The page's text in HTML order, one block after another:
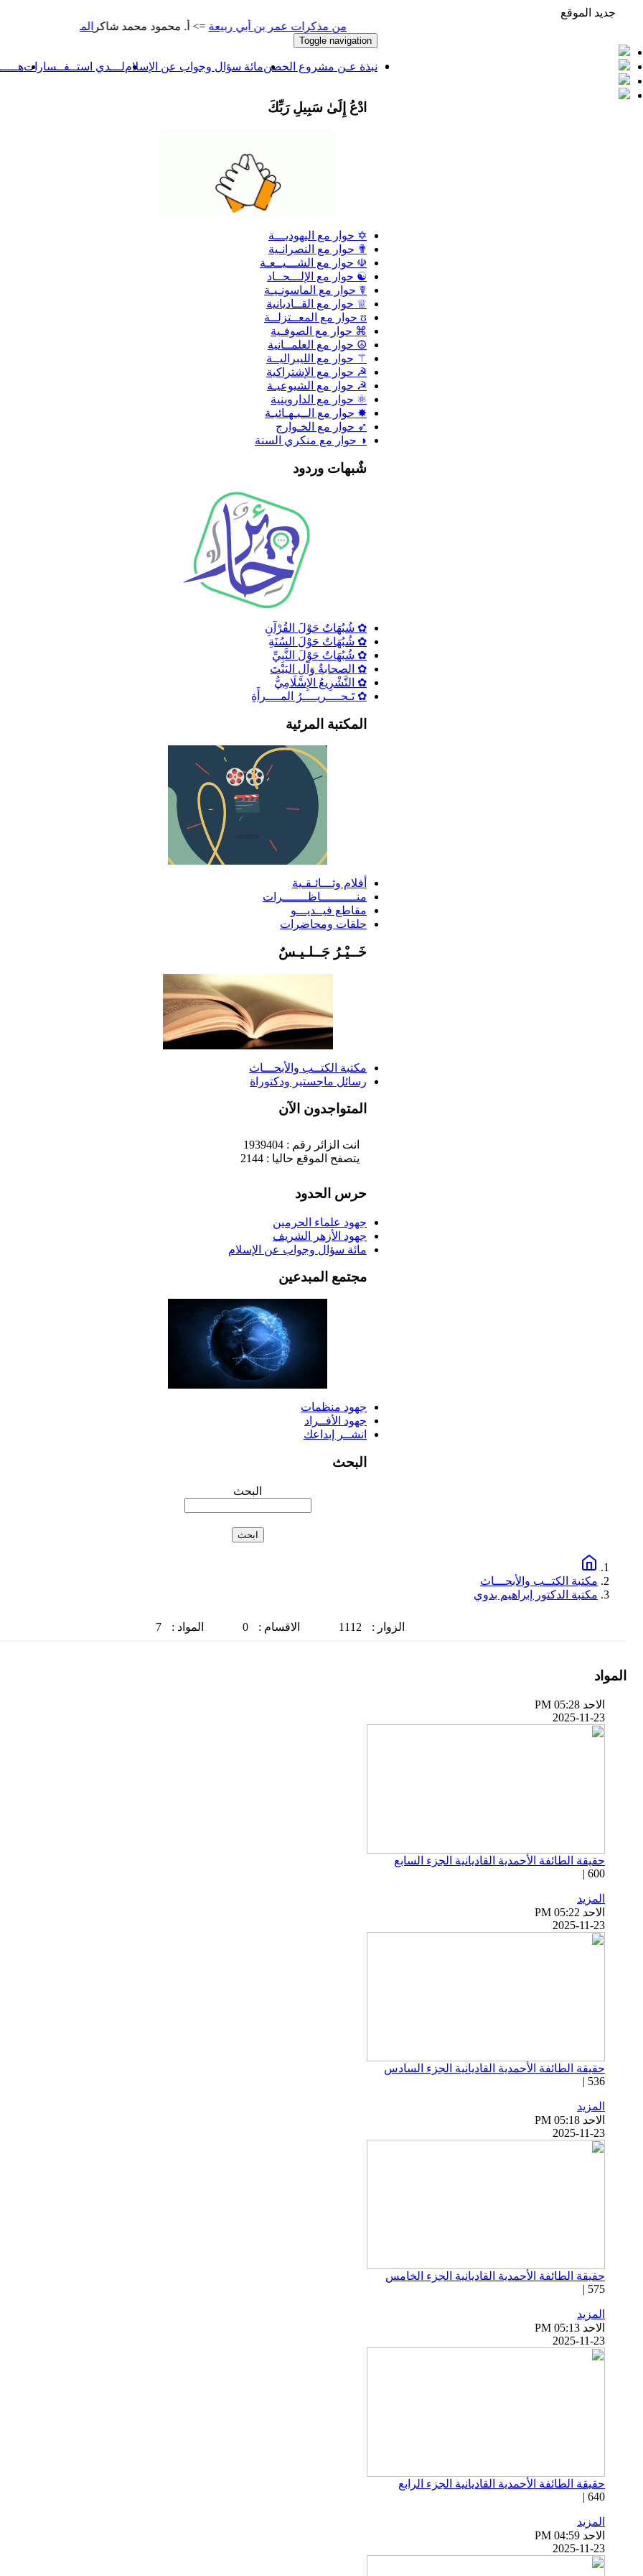
جديد الموقع
المتنبي=> أ. محمود محمد من مذكرات عمر بن أبي ربيعة=> أ. محمود محمد شاكر
Toggle navigation
نبذة عـن مشروع الحصنمائة سؤال وجواب عن الإسلاملـــدي استــفــسارات
ادْعُ إِلَىٰ سَبِيلِ رَبِّكَ
✡ حوار مع اليهوديـــة
✟ حوار مع النصرانـية
☫ حوار مع الشـــيــعـة
☯ حوار مع الإلـــحــاد
☤ حوار مع الماسونـيـة
♕ حوار مع القــاديانية
ʊ حوار مع المعــتزلــة
⌘ حوار مع الصوفـية
☮ حوار مع العلمــانية
⚚ حوار مع الليبراليــة
☭ حوار مع الإشتراكية
☭ حوار مع الشيوعيـة
⚛ حوار مع الداروينية
✸ حوار مع الــبـهـائيـة
➶ حوار مع الخـوارج
◑ حوار مع منكري السنة
شٌبهات وردود
✿ شُبُهَاتٌ حَوْلَ القُرْآنِ
✿ شُبُهَاتٌ حَوْلَ السُنَةِ
✿ شُبُهَاتٌ حَوْلَ النَّبِيِّ
✿ الصحابةُ وَآلِ البَيْتَ
✿ التَّشْرِيعُ الإِسْلَامِيُّ
✿ تَـحــــريــــرُ المــــرأَةِ
المكتبة المرئية
أفلام وثـــائـقـية
منــــــــــاظـــــــرات
مقاطع فيــديـــو
حلقات ومحاضرات
خَــيْـرُ جَــلـيـسٌ
مكتبة الكتــب والأبحـــاث
رسائل ماجستير ودكتوراة
المتواجدون الآن
انت الزائر رقم : 1939404
يتصفح الموقع حاليا : 2144
حرس الحدود
جهود علماء الحرمين
جهود الأزهر الشريف
مائة سؤال وجواب عن الإسلام
مجتمع المبدعين
جهود منظمات
جهود الأفــراد
انشــر إبداعك
البحث
البحث
مكتبة الكتــب والأبحـــاث
مكتبة الدكتور إبراهيم بدوي
الزوار : 1112 الاقسام : 0 المواد :
7
المواد
الاحد PM 05:28
2025-11-23
حقيقة الطائفة الأحمدية القاديانية الجزء السابع
600 |
المزيد
الاحد PM 05:22
2025-11-23
حقيقة الطائفة الأحمدية القاديانية الجزء السادس
536 |
المزيد
الاحد PM 05:18
2025-11-23
حقيقة الطائفة الأحمدية القاديانية الجزء الخامس
575 |
المزيد
الاحد PM 05:13
2025-11-23
حقيقة الطائفة الأحمدية القاديانية الجزء الرابع
640 |
المزيد
الاحد PM 04:59
2025-11-23